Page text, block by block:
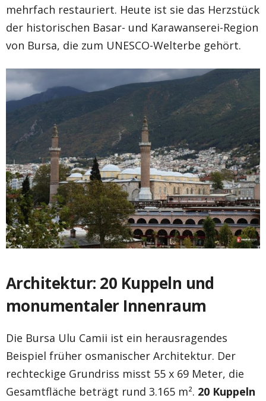
mehrfach restauriert. Heute ist sie das Herzstück
der historischen Basar- und Karawanserei-Region
von Bursa, die zum UNESCO-Welterbe gehört.
Architektur: 20 Kuppeln und
monumentaler Innenraum
Die Bursa Ulu Camii ist ein herausragendes
Beispiel früher osmanischer Architektur. Der
rechteckige Grundriss misst 55 x 69 Meter, die
Gesamtfläche beträgt rund 3.165 m². 20 Kuppeln